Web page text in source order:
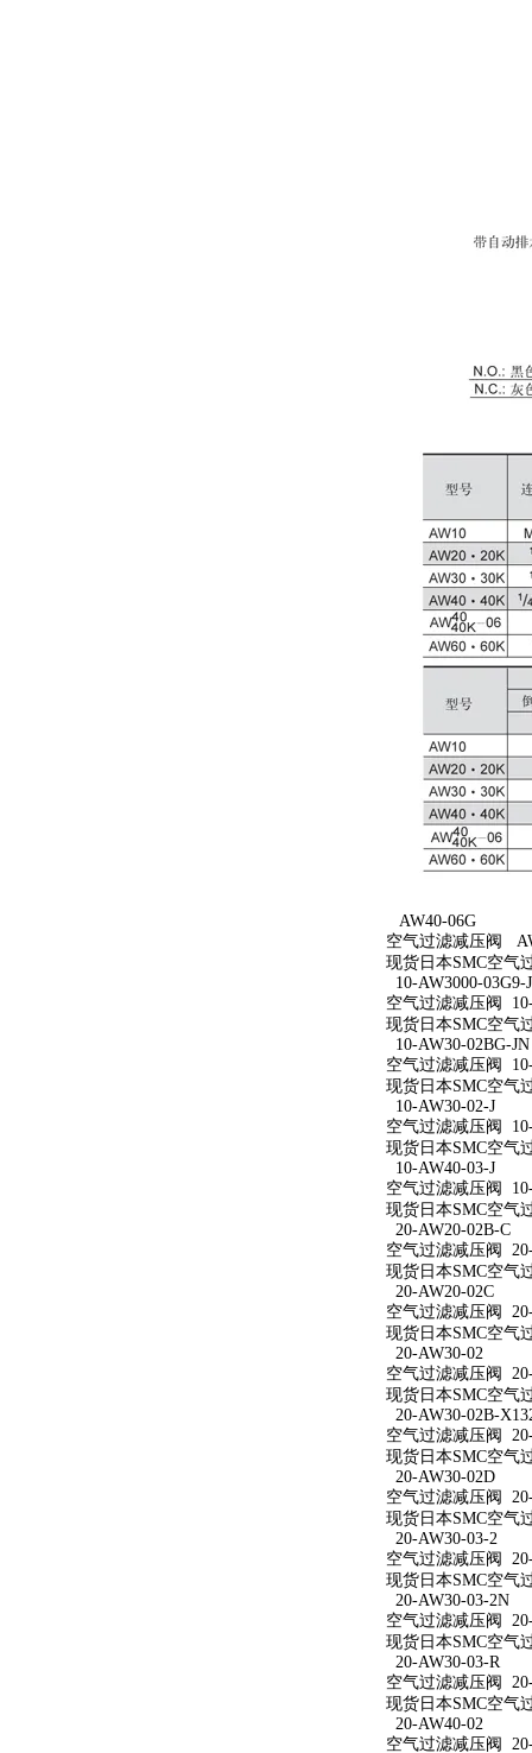
AW40-06G
空气过滤减压阀
现货日本SMC空气
10-AW3000-03G9-
空气过滤减压阀
现货日本SMC空气
10-AW30-02BG-JN
空气过滤减压阀
现货日本SMC空气
10-AW30-02-J
空气过滤减压阀
现货日本SMC空气
10-AW40-03-J
空气过滤减压阀
现货日本SMC空气
20-AW20-02B-C
空气过滤减压阀
现货日本SMC空气
20-AW20-02C
空气过滤减压阀
现货日本SMC空气
20-AW30-02
空气过滤减压阀
现货日本SMC空气
20-AW30-02B-
空气过滤减压阀
现货日本SMC空气
20-AW30-02D
空气过滤减压阀
现货日本SMC空气
20-AW30-03-2
空气过滤减压阀
现货日本SMC空气
20-AW30-03-2N
空气过滤减压阀
现货日本SMC空气
20-AW30-03-R
空气过滤减压阀
现货日本SMC空气
20-AW40-02
空气过滤减压阀